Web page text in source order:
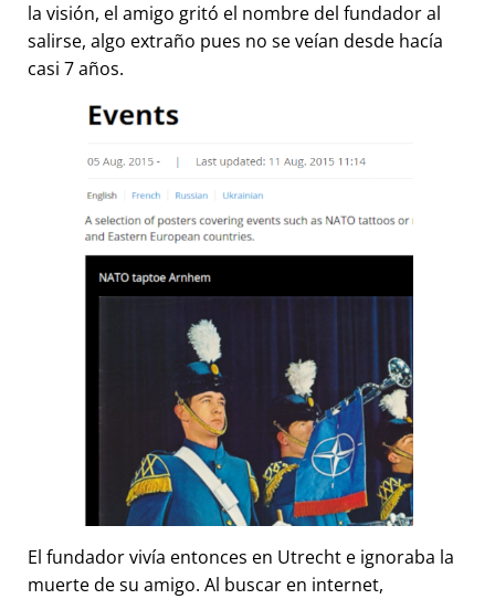
la visión, el amigo gritó el nombre del fundador al
salirse, algo extraño pues no se veían desde hacía
casi 7 años.
El fundador vivía entonces en Utrecht e ignoraba la
muerte de su amigo. Al buscar en internet,